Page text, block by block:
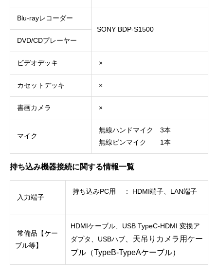
Blu-rayレコーダー
SONY BDP-S1500
DVD/CDプレーヤー
ビデオデッキ ×
カセットデッキ ×
書画カメラ ×
マイク
無線ハンドマイク 3本
無線ピンマイク 1本
持ち込み機器接続に関する情報一覧
入力端子
持ち込みPC用 ： HDMI端子、LAN端子
常備品【ケー
ブル等】
HDMIケーブル、USB TypeC-HDMI 変換ア
ダプタ、USBハブ 、天吊りカメラ用ケー
ブル（TypeB-TypeAケーブル）